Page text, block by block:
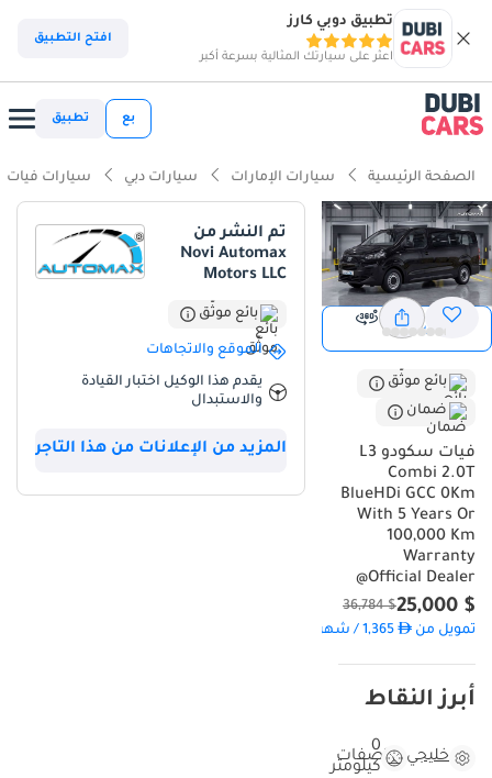
تطبيق دوبي كارز
اعثر على سيارتك المثالية بسرعة أكبر
افتح التطبيق
بع تطبيق
الصفحة الرئيسية سيارات الإمارات سيارات دبي سيارات فيات
عرض 360
عرض
بائع موثّق
ضمان
فيات سكودو L3
Combi 2.0T
BlueHDi GCC 0Km
With 5 Years Or
100,000 Km
Warranty
@Official Dealer
$ 25,000
$ 36,784
تمويل من
1,365/ شهر
أبرز النقاط
خليجي مواصفات
0
كيلومتر
تم النشر من
Novi Automax
Motors LLC
بائع موثّق
الموقع والاتجاهات
يقدم هذا الوكيل اختبار القيادة
والاستبدال
المزيد من الإعلانات من هذا التاجر